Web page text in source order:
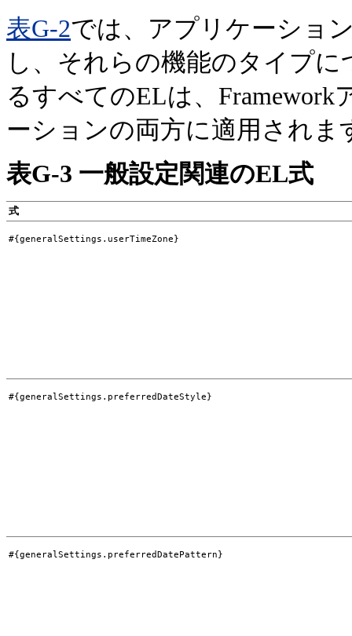
表G-2では、アプリケーショ
し、それらの機能のタイプ
るすべてのELは、Framework
ーションの両方に適用されま
表G-3 一般設定関連のEL式
式
#{generalSettings.userTimeZone}
#{generalSettings.preferredDateStyle}
#{generalSettings.preferredDatePattern}